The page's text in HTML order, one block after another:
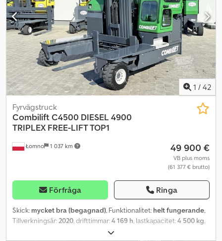
1 / 42
Łomno 1 037 km
Fyrvägstruck
Combilift C4500 DIESEL 4900
TRIPLEX FREE-LIFT TOP1
49 900 €
VB plus moms
(61 377 € brutto)
Förfråga Ringa
Skick: mycket bra (begagnad), Funktionalitet: helt fungerande,
Tillverkningsår:2020, drifttimmar:4 169 h, lastkapacitet:4 500 kg,
1 550 mm